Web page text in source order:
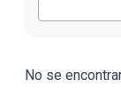
No se